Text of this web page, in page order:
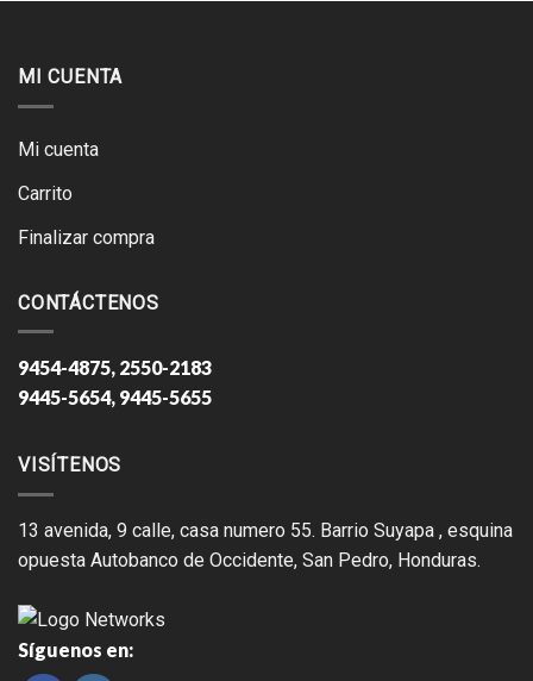
MI CUENTA
Mi cuenta
Carrito
Finalizar compra
CONTÁCTENOS
9454-4875, 2550-2183
9445-5654, 9445-5655
VISÍTENOS
13 avenida, 9 calle, casa numero 55. Barrio Suyapa , esquina
opuesta Autobanco de Occidente, San Pedro, Honduras.
Síguenos en: